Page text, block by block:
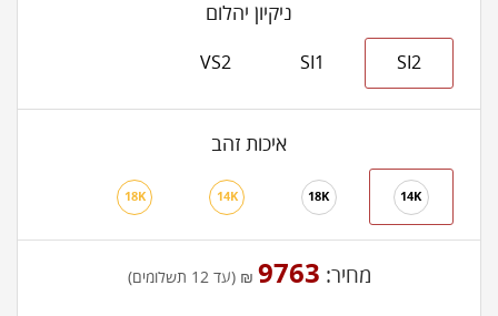
ניקיון יהלום
SI2
SI1
VS2
איכות זהב
14K
18K
14K
18K
מחיר: 9763 ₪ (עד 12 תשלומים)